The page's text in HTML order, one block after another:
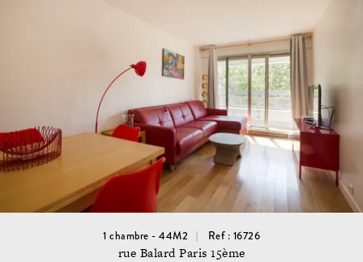
1 chambre - 44M2 Ref : 16726
rue Balard Paris 15ème